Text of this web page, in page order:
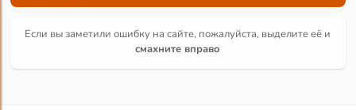
Если вы заметили ошибку на сайте, пожалуйста, выделите её и
смахните вправо